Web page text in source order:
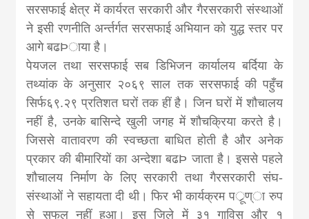
सरसफाई क्षेत्र में कार्यरत सरकारी और गैरसरकारी संस्थाओं
ने इसी रणनीति अर्न्तर्गत सरसफाई अभियान को युद्ध स्तर पर
आगे बढÞाया है।
पेयजल तथा सरसफाई सब डिभिजन कार्यालय बर्दिया के
तथ्यांक के अनुसार २०६९ साल तक सरसफाई की पहुँच
सिर्फ६९.२९ प्रतिशत घरों तक हीं है। जिन घरों में शौचालय
नहीं है, उनके बासिन्दे खुली जगह में शौचक्रिया करते है।
जिससे वातावरण की स्वच्छता बाधित होती है और अनेक
प्रकार की बीमारियों का अन्देशा बढÞ जाता है। इससे पहले
शौचालय निर्माण के लिए सरकारी तथा गैरसरकारी संघ-
संस्थाओं ने सहायता दी थी। फिर भी कार्यक्रम पर्ूण्ा रुप
से सफल नहीं हुआ। इस जिले में ३१ गाविस और १